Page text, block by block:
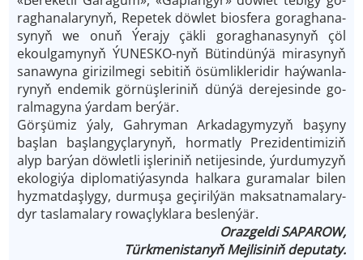
rag­ha­na­la­ry­nyň, Repetek döw­let bios­fe­ra go­rag­ha­na­
sy­nyň we onuň Ýe­ra­jy çäk­li go­rag­ha­na­sy­nyň çöl
ekoulga­my­nyň ÝUNES­KO-nyň Bü­tin­dün­ýä mi­ra­sy­nyň
sa­na­wy­na gi­ri­zil­me­gi se­bi­tiň ösüm­lik­le­ri­dir haý­wan­la­
ry­nyň en­de­mik gör­nüş­le­ri­niň dün­ýä de­re­je­sin­de go­
ral­magy­na ýar­dam ber­ýär.
Gör­şü­miz ýa­ly, Gah­ry­man Arkadagymy­zyň ba­şy­ny
baş­lan baş­langyç­la­ry­nyň, hor­mat­ly Pre­zi­den­ti­mi­ziň
alyp bar­ýan döw­let­li iş­le­ri­niň ne­ti­je­sin­de, ýur­du­my­zyň
eko­lo­gi­ýa dip­lo­ma­ti­ýa­syn­da hal­ka­ra gu­ra­ma­lar bi­len
hyz­mat­daş­ly­gy, dur­mu­şa ge­çi­ril­ýän mak­sat­na­ma­la­ry­
dyr tas­la­ma­la­ry ro­waç­lyk­la­ra bes­len­ýär.
Orazgeldi SAPAROW,
Türkmenistanyň Mejlisiniň deputaty.